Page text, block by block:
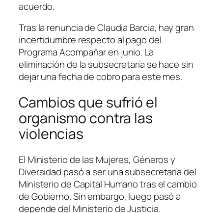
acuerdo.
Tras la renuncia de Claudia Barcia, hay gran
incertidumbre respecto al pago del
Programa Acompañar en junio. La
eliminación de la subsecretaría se hace sin
dejar una fecha de cobro para este mes.
Cambios que sufrió el
organismo contra las
violencias
El Ministerio de las Mujeres, Géneros y
Diversidad pasó a ser una subsecretaría del
Ministerio de Capital Humano tras el cambio
de Gobierno. Sin embargo, luego pasó a
depende del Ministerio de Justicia.